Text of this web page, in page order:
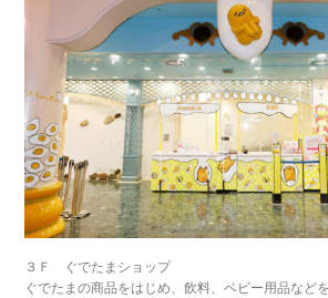
３Ｆ ぐでたまショップ
ぐでたまの商品をはじめ、飲料、ベビー用品など